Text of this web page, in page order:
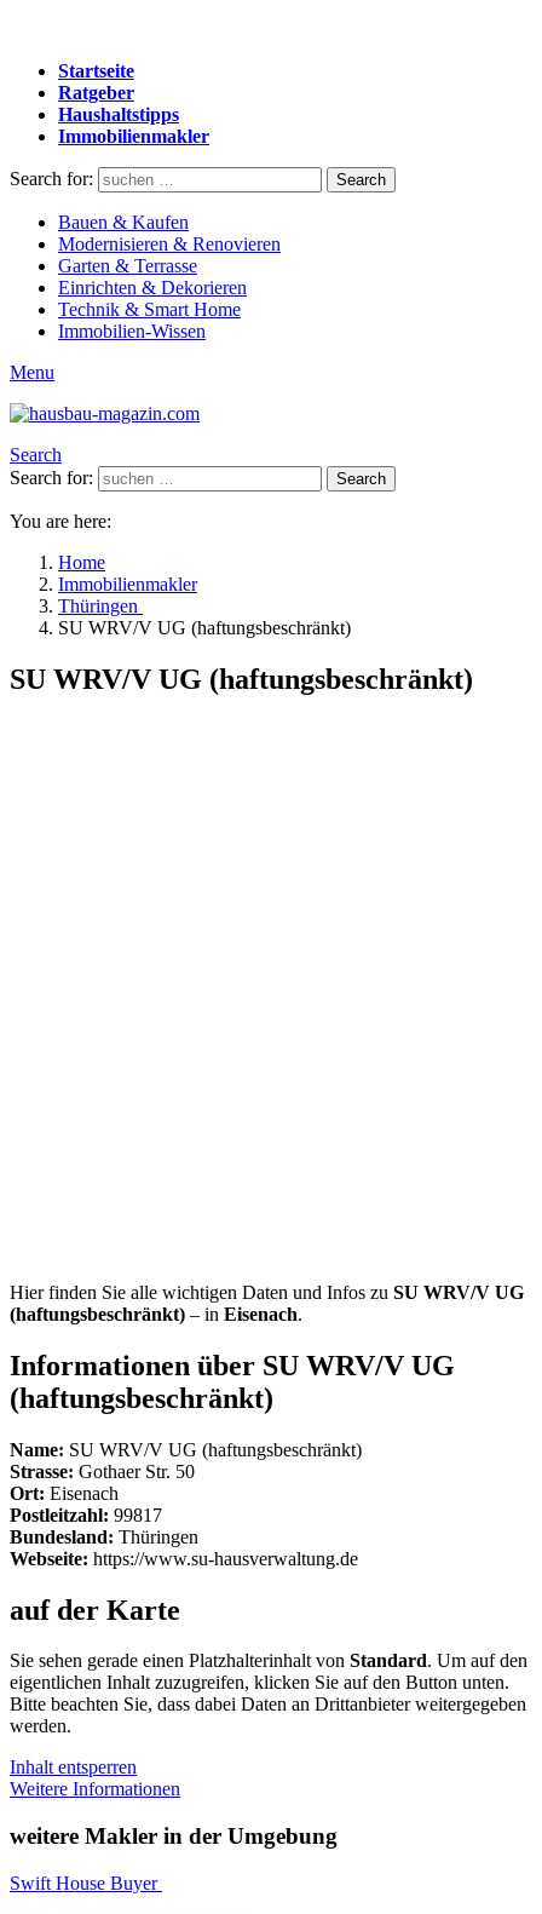
Startseite
Ratgeber
Haushaltstipps
Immobilienmakler
Search for: Search
Bauen & Kaufen
Modernisieren & Renovieren
Garten & Terrasse
Einrichten & Dekorieren
Technik & Smart Home
Immobilien-Wissen
Menu
Search
Search for:
Search
You are here:
Home
Immobilienmakler
Thüringen
SU WRV/V UG (haftungsbeschränkt)
SU WRV/V UG (haftungsbeschränkt)
Hier finden Sie alle wichtigen Daten und Infos zu SU WRV/V UG
(haftungsbeschränkt) – in Eisenach.
Informationen über SU WRV/V UG
(haftungsbeschränkt)
Name: SU WRV/V UG (haftungsbeschränkt)
Strasse: Gothaer Str. 50
Ort: Eisenach
Postleitzahl: 99817
Bundesland: Thüringen
Webseite: https://www.su-hausverwaltung.de
auf der Karte
Sie sehen gerade einen Platzhalterinhalt von Standard. Um auf den
eigentlichen Inhalt zuzugreifen, klicken Sie auf den Button unten.
Bitte beachten Sie, dass dabei Daten an Drittanbieter weitergegeben
werden.
Inhalt entsperren
Weitere Informationen
weitere Makler in der Umgebung
Swift House Buyer